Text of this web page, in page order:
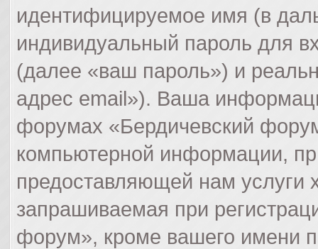
идентифицируемое имя (в
индивидуальный пароль для
(далее «ваш пароль») и
адрес email»). Ваша
форумах «Бердичевский
компьютерной информации,
предоставляющей нам
запрашиваемая при
форум», кроме вашего имени